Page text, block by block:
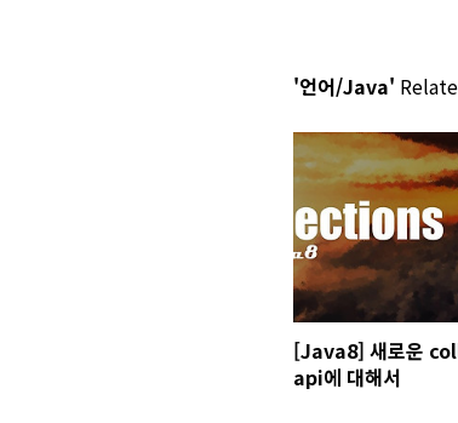
'언어/Java'
[Java8] 새로운
api에 대해서